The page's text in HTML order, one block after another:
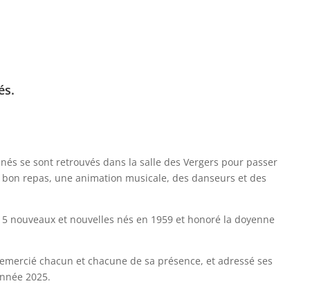
se sont retrouvés dans la salle des Vergers pour passer
repas, une animation musicale, des danseurs et des
nouveaux et nouvelles nés en 1959 et honoré la doyenne
chacun et chacune de sa présence, et adressé ses
2025.